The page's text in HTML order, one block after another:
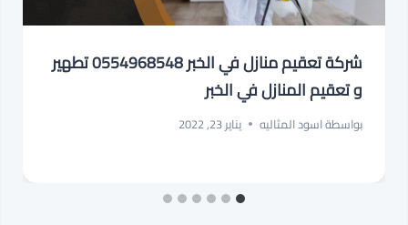
شركة تعقيم منازل في الخبر 0554968548 تطهير
و تعقيم المنازل في الخبر
بواسطةاسود المثاليه يناير 23, 2022